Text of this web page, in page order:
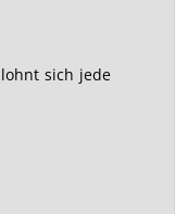
sich jede